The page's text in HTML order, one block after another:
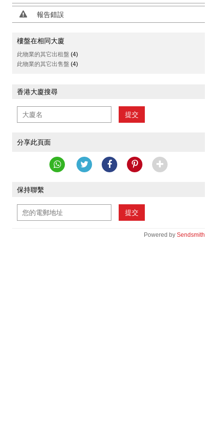
報告錯誤
樓盤在相同大廈
此物業的其它出租盤 (4)
此物業的其它出售盤 (4)
香港大廈搜尋
提交
分享此頁面
保持聯繫
提交
Powered by Sendsmith